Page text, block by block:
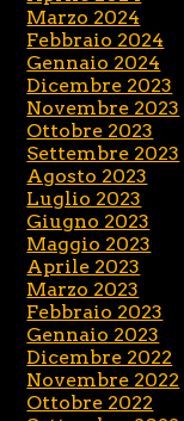
Marzo 2024
Febbraio 2024
Gennaio 2024
Dicembre 2023
Novembre 2023
Ottobre 2023
Settembre 2023
Agosto 2023
Luglio 2023
Giugno 2023
Maggio 2023
Aprile 2023
Marzo 2023
Febbraio 2023
Gennaio 2023
Dicembre 2022
Novembre 2022
Ottobre 2022